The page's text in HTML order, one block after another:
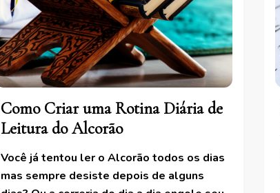
Como Criar uma Rotina Diária de
Leitura do Alcorão
Você já tentou ler o Alcorão todos os dias
mas sempre desiste depois de alguns